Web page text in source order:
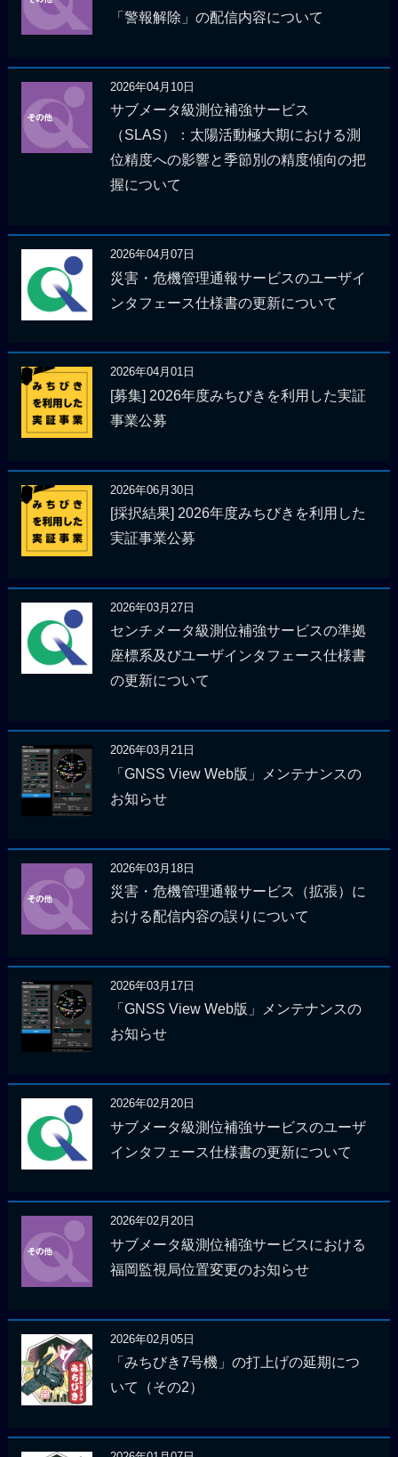
「警報解除」の配信内容について
2026年04月10日
サブメータ級測位補強サービス
（SLAS）：太陽活動極大期における測
位精度への影響と季節別の精度傾向の把
握について
2026年04月07日
災害・危機管理通報サービスのユーザイ
ンタフェース仕様書の更新について
2026年04月01日
[募集] 2026年度みちびきを利用した実証
事業公募
2026年06月30日
[採択結果] 2026年度みちびきを利用した
実証事業公募
2026年03月27日
センチメータ級測位補強サービスの準拠
座標系及びユーザインタフェース仕様書
の更新について
2026年03月21日
「GNSS View Web版」メンテナンスの
お知らせ
2026年03月18日
災害・危機管理通報サービス（拡張）に
おける配信内容の誤りについて
2026年03月17日
「GNSS View Web版」メンテナンスの
お知らせ
2026年02月20日
サブメータ級測位補強サービスのユーザ
インタフェース仕様書の更新について
2026年02月20日
サブメータ級測位補強サービスにおける
福岡監視局位置変更のお知らせ
2026年02月05日
「みちびき7号機」の打上げの延期につ
いて（その2）